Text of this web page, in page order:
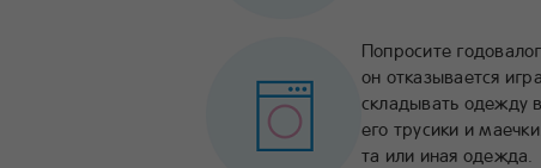
Попросите
он отказывается
складывать одежду
его трусики и
та или иная одежда.